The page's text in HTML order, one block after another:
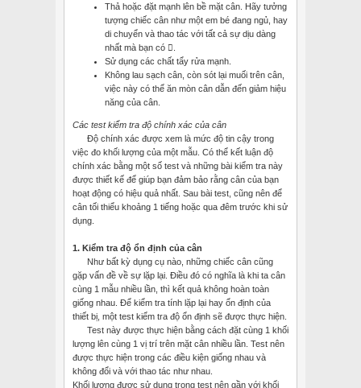
Thả hoặc đặt mạnh lên bề mặt cân. Hãy tưởng
tượng chiếc cân như một em bé đang ngủ, hay
di chuyển và thao tác với tất cả sự dịu dàng
nhất mà bạn có .
Sử dụng các chất tẩy rửa mạnh.
Không lau sạch cân, còn sót lại muối trên cân,
việc này có thể ăn mòn cân dẫn đến giảm hiệu
năng của cân.
Các test kiểm tra độ chính xác của cân
Độ chính xác được xem là mức độ tin cậy trong
việc đo khối lượng của một mẫu. Có thể kết luận độ
chính xác bằng một số test và những bài kiểm tra này
được thiết kế để giúp bạn đảm bảo rằng cân của bạn
hoạt động có hiệu quả nhất. Sau bài test, cũng nên để
cân tối thiểu khoảng 1 tiếng hoặc qua đêm trước khi sử
dụng.
1. Kiểm tra độ ổn định của cân
Như bất kỳ dụng cụ nào, những chiếc cân cũng
gặp vấn đề về sự lặp lại. Điều đó có nghĩa là khi ta cân
cùng 1 mẫu nhiều lần, thì kết quả không hoàn toàn
giống nhau. Để kiểm tra tính lặp lại hay ổn định của
thiết bị, một test kiểm tra độ ổn định sẽ được thực hiện.
Test này được thực hiện bằng cách đặt cùng 1 khối
lượng lên cùng 1 vị trí trên mặt cân nhiều lần. Test nên
được thực hiện trong các điều kiện giống nhau và
không đổi và với thao tác như nhau.
Khối lượng được sử dụng trong test nên gần với khối